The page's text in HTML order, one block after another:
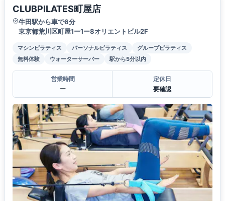
CLUBPILATES町屋店
牛田駅から車で6分
東京都荒川区町屋1ー1ー8オリエントビル2F
マシンピラティス パーソナルピラティス
グループピラティス
無料体験
ウォーターサーバー 駅から5分以内
営業時間
ー
定休日
要確認